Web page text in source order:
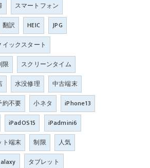
スマートフォン
翻訳 HEIC
JPG
イックスタート
限
スクリーンタイム
水没修理
中古端末
約不要 小ネタ
iPhone13
iPadOS15
iPadmini6
ト端末 制限
人気
タブレット